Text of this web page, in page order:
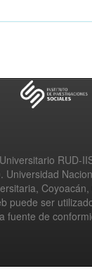
RUD-
Universidad
puede ser
fuente de